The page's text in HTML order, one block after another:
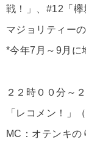
戦！」、#12「
マジョリティー
*今年7月～9月に
２２時００分～
「レコメン！」（
MC：オテンキの